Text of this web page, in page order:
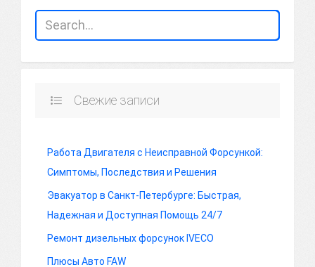
Свежие записи
Работа Двигателя с Неисправной Форсункой:
Симптомы, Последствия и Решения
Эвакуатор в Санкт-Петербурге: Быстрая,
Надежная и Доступная Помощь 24/7
Ремонт дизельных форсунок IVECO
Плюсы Авто FAW